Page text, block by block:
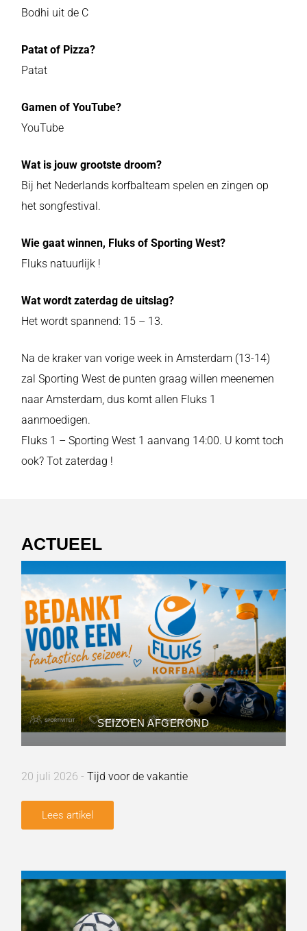
Bodhi uit de C
Patat of Pizza?
Patat
Gamen of YouTube?
YouTube
Wat is jouw grootste droom?
Bij het Nederlands korfbalteam spelen en zingen op
het songfestival.
Wie gaat winnen, Fluks of Sporting West?
Fluks natuurlijk !
Wat wordt zaterdag de uitslag?
Het wordt spannend: 15 – 13.
Na de kraker van vorige week in Amsterdam (13-14)
zal Sporting West de punten graag willen meenemen
naar Amsterdam, dus komt allen Fluks 1
aanmoedigen.
Fluks 1 – Sporting West 1 aanvang 14:00. U komt toch
ook? Tot zaterdag !
ACTUEEL
SEIZOEN AFGEROND
20 juli 2026 - Tijd voor de vakantie
Lees artikel